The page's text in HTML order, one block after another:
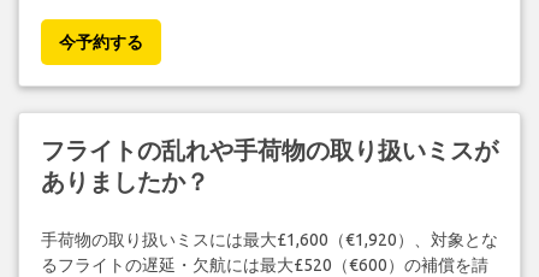
今予約する
フライトの乱れや手荷物の取り扱いミスが
ありましたか？
手荷物の取り扱いミスには最大£1,600（€1,920）、対象とな
るフライトの遅延・欠航には最大£520（€600）の補償を請